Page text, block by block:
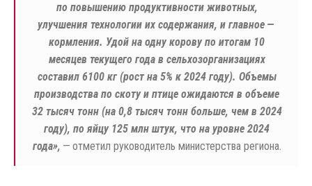
по повышению продуктивности животных,
улучшения технологии их содержания, и главное —
кормления. Удой на одну корову по итогам 10
месяцев текущего года в сельхозорганизациях
составил 6100 кг (рост на 5% к 2024 году). Объемы
производства по скоту и птице ожидаются в объеме
32 тысяч тонн (на 0,8 тысяч тонн больше, чем в 2024
году), по яйцу 125 млн штук, что на уровне 2024
года», — отметил руководитель министерства региона.